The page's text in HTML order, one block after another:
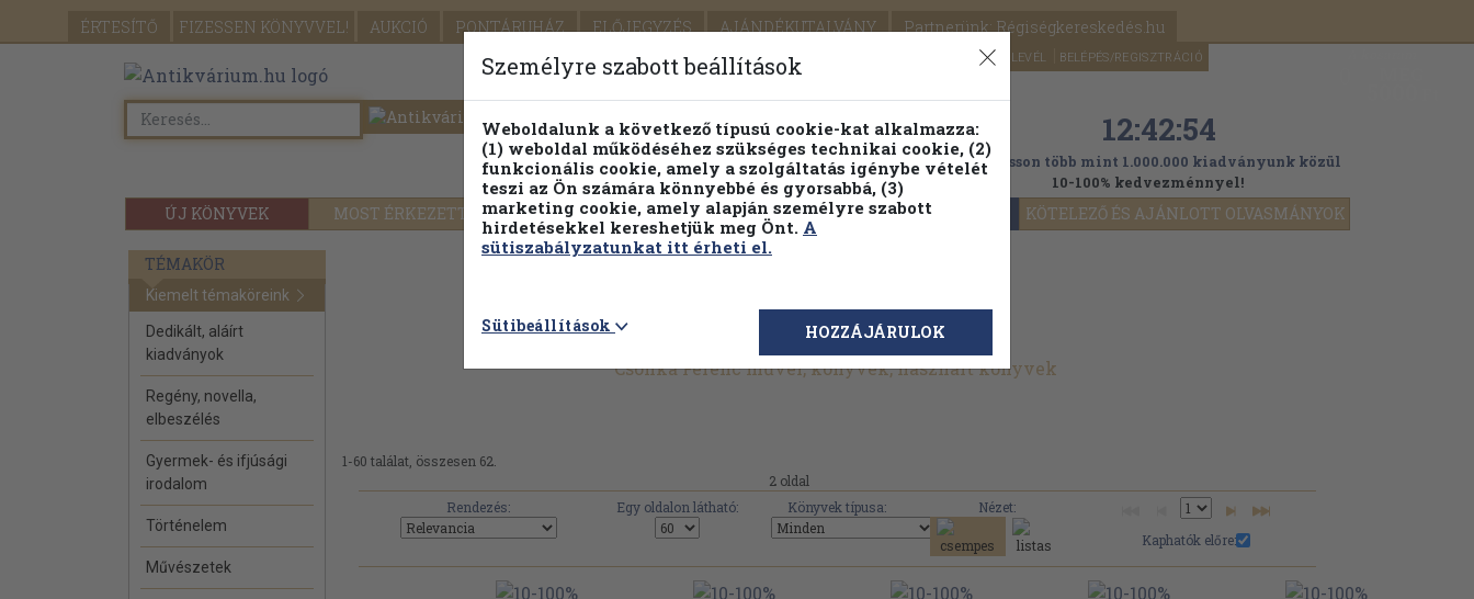
ÉRTESÍTŐ FIZESSEN KÖNYVVEL! AUKCIÓ PONTÁRUHÁZ ELŐJEGYZÉS AJÁNDÉKUTALVÁNY Partnerünk: Régiségkereskedés.hu
SEGÍTSÉG HÍRLEVÉL BELÉPÉS/REGISZTRÁCIÓ
ÚJ KÖNYVEK MOST ÉRKEZETT PILLANATNYI ÁRAINK FENNTARTHATÓ OLVASMÁNYOK KÖTELEZŐ ÉS AJÁNLOTT OLVASMÁNYOK
Részletes kereső Témaköri fa 12:42:52
Válogasson több mint 1.000.000 kiadványunk közül
10-100% kedvezménnyel!
TÉMAKÖR
Kiemelt témaköreink
Dedikált, aláírt
kiadványok
Regény, novella,
elbeszélés
Gyermek- és ifjúsági
irodalom
Történelem
Művészetek
Csonka Ferenc művei, könyvek, használt könyvek
1-60 találat, összesen 62.
2 oldal
Rendezés:
Egy oldalon látható: Könyvek típusa:
Nézet:
Kaphatók előre:
Személyre szabott beállítások
Weboldalunk a következő típusú cookie-kat alkalmazza:
(1) weboldal működéséhez szükséges technikai cookie, (2)
funkcionális cookie, amely a szolgáltatás igénybe vételét
teszi az Ön számára könnyebbé és gyorsabbá, (3)
marketing cookie, amely alapján személyre szabott
hirdetésekkel kereshetjük meg Önt. A
sütiszabályzatunkat itt érheti el.
Sütibeállítások HOZZÁJÁRULOK